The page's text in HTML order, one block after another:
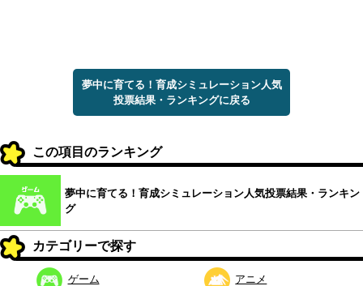
夢中に育てる！育成シミュレーション人気
投票結果・ランキングに戻る
この項目のランキング
夢中に育てる！育成シミュレーション人気投票結果・ランキン
グ
カテゴリーで探す
ゲーム アニメ